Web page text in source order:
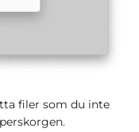
filer som du inte